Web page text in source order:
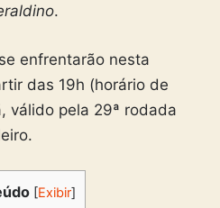
.
enfrentarão nesta
das 19h (horário de
válido pela 29ª rodada
[Exibir]